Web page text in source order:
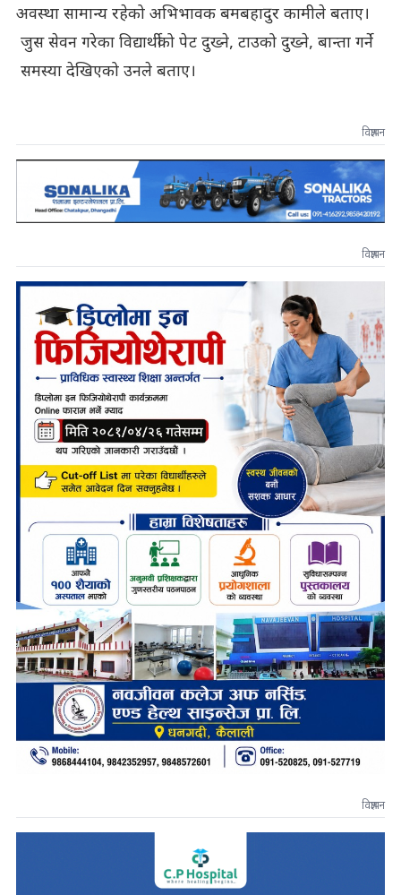
अवस्था सामान्य रहेको अभिभावक बमबहादुर कामीले बताए।
जुस सेवन गरेका विद्यार्थीको पेट दुख्ने, टाउको दुख्ने, बान्ता गर्ने
समस्या देखिएको उनले बताए।
विज्ञापन
विज्ञापन
विज्ञापन